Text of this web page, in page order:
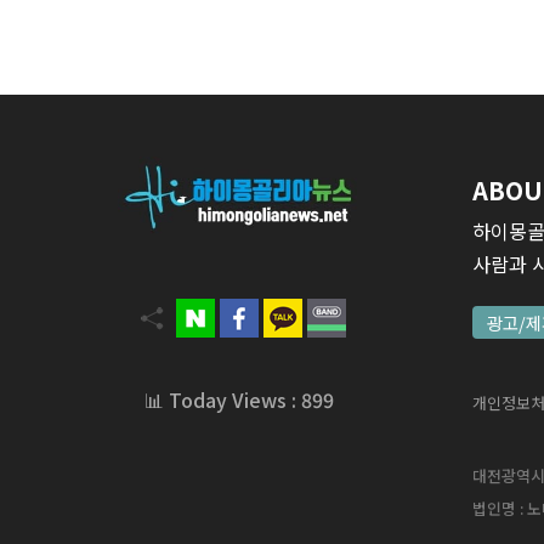
📊 Today Views : 899
하이몽
사람과
광고/
개인정보
대전광역
법인명 :